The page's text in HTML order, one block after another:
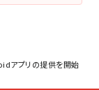
アプリの提供を開始